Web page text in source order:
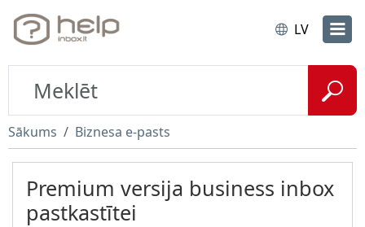
LV
Sākums Biznesa e-pasts
Premium versija business inbox
pastkastītei